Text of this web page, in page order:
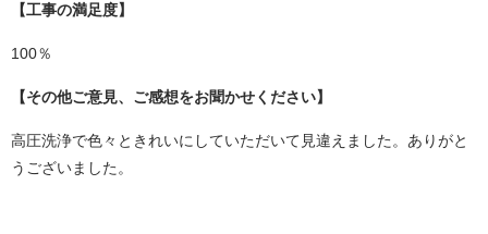
【工事の満足度】
100％
【その他ご意見、ご感想をお聞かせください】
高圧洗浄で色々ときれいにしていただいて見違えました。ありがと
うございました。